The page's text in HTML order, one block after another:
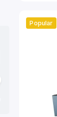
Popular